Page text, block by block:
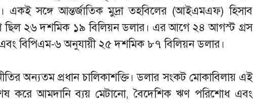
একই সঙ্গে আন্তর্জাতিক মুদ্রা তহবিলের (আইএমএফ) হিসাব
ছিল ২৬ দশমিক ১৯ বিলিয়ন ডলার। এর আগে ২৪ আগস্ট গ্রস
বিপিএম-৬ অনুযায়ী ২৫ দশমিক ৮৭ বিলিয়ন ডলার।
অন্যতম প্রধান চালিকাশক্তি। ডলার সংকট মোকাবিলায় এই
করে আমদানি ব্যয় মেটানো, বৈদেশিক ঋণ পরিশোধ এবং